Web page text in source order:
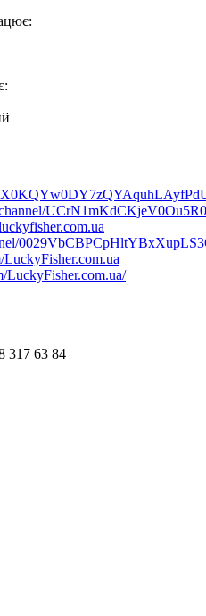
LuckyFisher.com.ua/
317 63 84